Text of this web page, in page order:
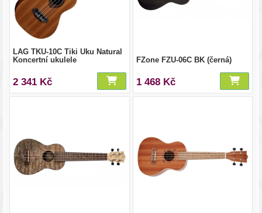
LAG TKU-10C Tiki Uku Natural
Koncertní ukulele
2 341 Kč
FZone FZU-06C BK (černá)
1 468 Kč